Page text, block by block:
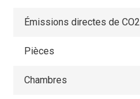
Émissions directes de CO2
Pièces
Chambres